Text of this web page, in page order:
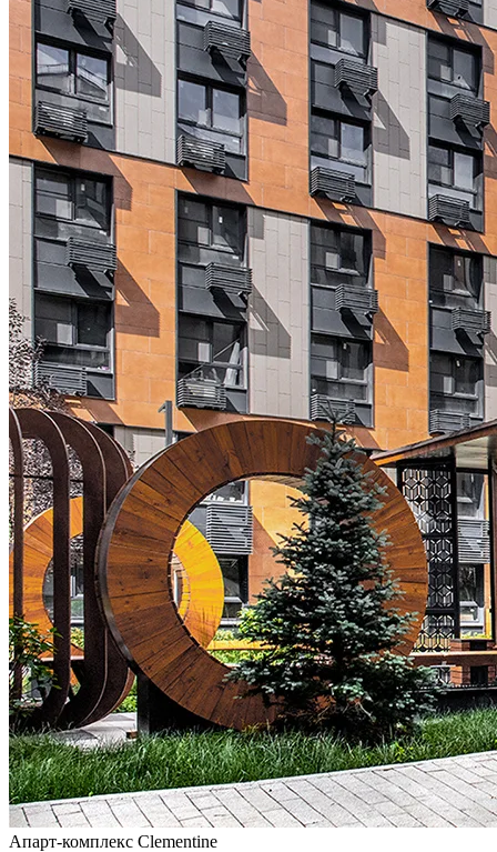
Апарт-комплекс Clementine